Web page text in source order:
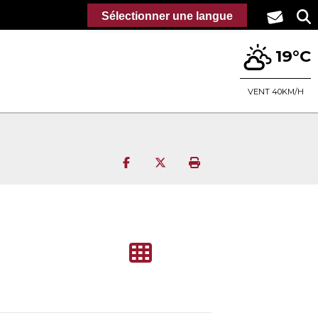
19°C
VENT 40KM/H
Partager sur Facebook
Partager sur Twitter
Imprimer la page
Sélectionner une langue